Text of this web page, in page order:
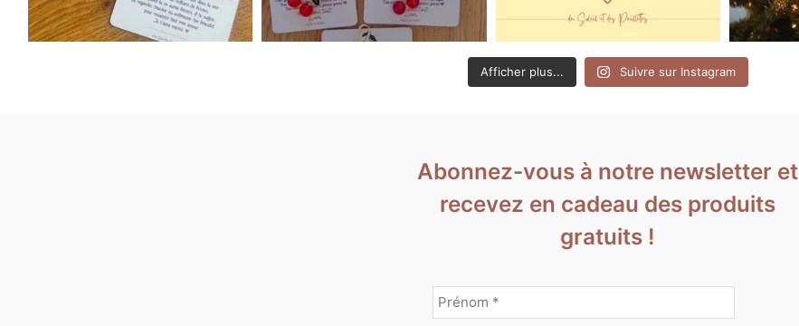
Afficher plus... Suivre sur Instagram
Abonnez-vous à notre newsletter et
recevez en cadeau des produits
gratuits !